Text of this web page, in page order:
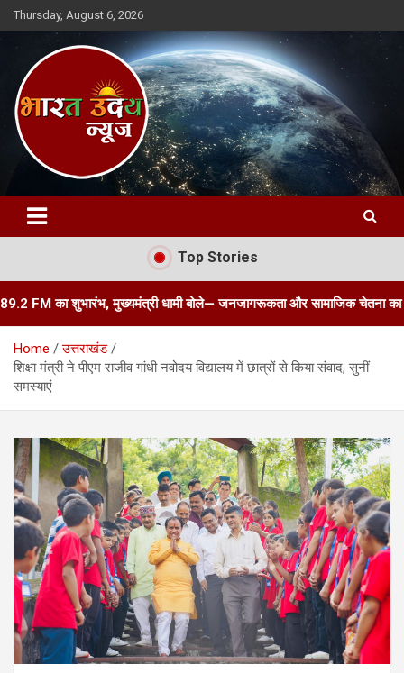
Skip
to
Thursday, August 6, 2026
Bharat Uday News
Top Stories
मुख्यमंत्री धामी बोले— जनजागरूकता और सामाजिक चेतना का सशक्त माध्यम है
Home
उत्तराखंड
शिक्षा मंत्री ने पीएम राजीव गांधी नवोदय विद्यालय में छात्रों से किया संवाद, सुनीं
समस्याएं